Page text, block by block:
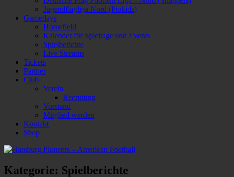
Jugendflagliga Nord (Piokids)
Gamedays
Homefield
Kalender für Spieltage und Events
Spielberichte
Live Streams
Tickets
Partner
Club
Verein
Recruiting
Vorstand
Mitglied werden
Kontakt
Shop
Kategorie: Spielberichte